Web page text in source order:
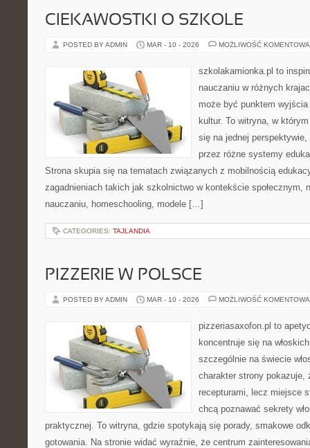
CIEKAWOSTKI O SZKOLE
POSTED BY ADMIN MAR - 10 - 2026 MOŻLIWOŚĆ
szkolakamionka.pl to
nauczaniu w różnych
może być punktem
kultur. To witryna, w
się na jednej
przez różne systemy
Strona skupia się na tematach związanych z mobilnością
zagadnieniach takich jak szkolnictwo w kontekście społecznym,
nauczaniu, homeschooling, modele […]
CATEGORIES: TAJLANDIA
PIZZERIE W POLSCE
POSTED BY ADMIN MAR - 10 - 2026 MOŻLIWOŚĆ
pizzeriasaxofon.pl to
koncentruje się na
szczególnie na świecie
charakter strony
recepturami, lecz miejsce
chcą poznawać sekrety
praktycznej. To witryna, gdzie spotykają się porady, smakowe
gotowania. Na stronie widać wyraźnie, że centrum